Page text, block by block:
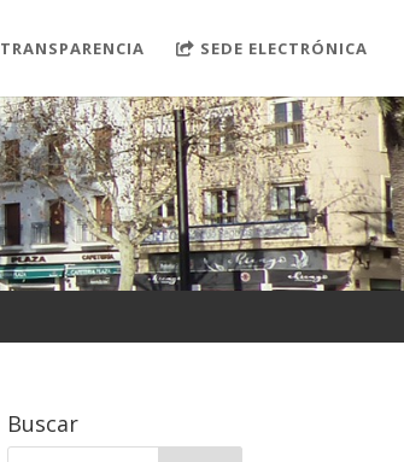
TRANSPARENCIA SEDE ELECTRÓNICA
Buscar